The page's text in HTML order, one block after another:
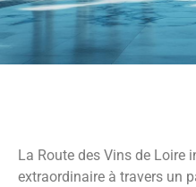
La Route des Vins de Loire
extraordinaire à travers un